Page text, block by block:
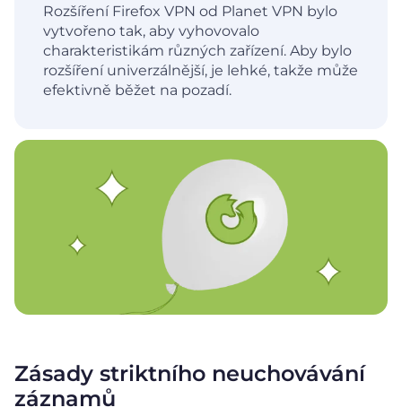
Rozšíření Firefox VPN od Planet VPN bylo
vytvořeno tak, aby vyhovovalo
charakteristikám různých zařízení. Aby bylo
rozšíření univerzálnější, je lehké, takže může
efektivně běžet na pozadí.
Zásady striktního neuchovávání
záznamů